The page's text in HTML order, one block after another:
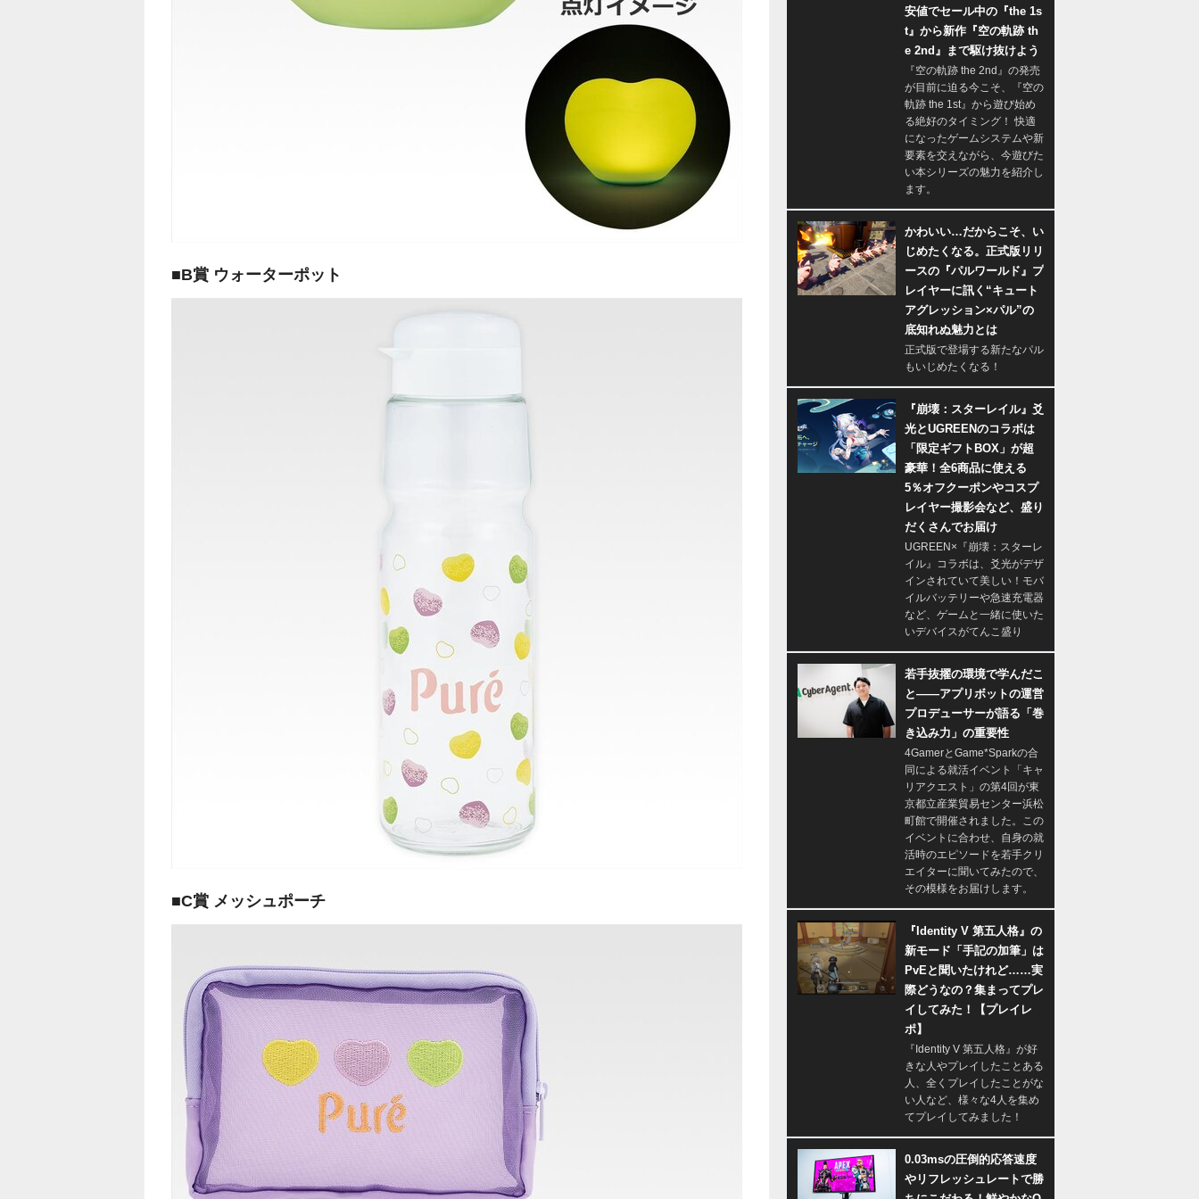
■B賞 ウォーターポット
■C賞 メッシュポーチ
安値でセール中の『the 1s
t』から新作『空の軌跡 th
e 2nd』まで駆け抜けよう
『空の軌跡 the 2nd』の発売
が目前に迫る今こそ、『空の
軌跡 the 1st』から遊び始め
る絶好のタイミング！ 快適
になったゲームシステムや新
要素を交えながら、今遊びた
い本シリーズの魅力を紹介し
ます。
かわいい…だからこそ、い
じめたくなる。正式版リリ
ースの『パルワールド』プ
レイヤーに訊く“キュート
アグレッション×パル”の
底知れぬ魅力とは
正式版で登場する新たなパル
もいじめたくなる！
『崩壊：スターレイル』爻
光とUGREENのコラボは
「限定ギフトBOX」が超
豪華！全6商品に使える
5％オフクーポンやコスプ
レイヤー撮影会など、盛り
だくさんでお届け
UGREEN×『崩壊：スターレ
イル』コラボは、爻光がデザ
インされていて美しい！モバ
イルバッテリーや急速充電器
など、ゲームと一緒に使いた
いデバイスがてんこ盛り
若手抜擢の環境で学んだこ
と――アプリボットの運営
プロデューサーが語る「巻
き込み力」の重要性
4GamerとGame*Sparkの合
同による就活イベント「キャ
リアクエスト」の第4回が東
京都立産業貿易センター浜松
町館で開催されました。この
イベントに合わせ、自身の就
活時のエピソードを若手クリ
エイターに聞いてみたので、
その模様をお届けします。
『Identity V 第五人格』の
新モード「手記の加筆」は
PvEと聞いたけれど……実
際どうなの？集まってプレ
イしてみた！【プレイレ
ポ】
『Identity V 第五人格』が好
きな人やプレイしたことある
人、全くプレイしたことがな
い人など、様々な4人を集め
てプレイしてみました！
0.03msの圧倒的応答速度
やリフレッシュレートで勝